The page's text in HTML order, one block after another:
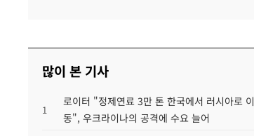
많이 본 기사
1
로이터 "정제연료 3만 톤 한국에서 러시아로 이
동", 우크라이나의 공격에 수요 늘어